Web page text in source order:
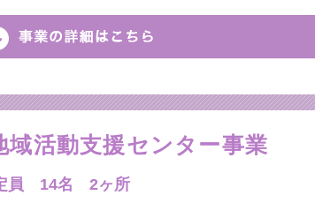
域活動支援センター事業
員 14名 2ヶ所